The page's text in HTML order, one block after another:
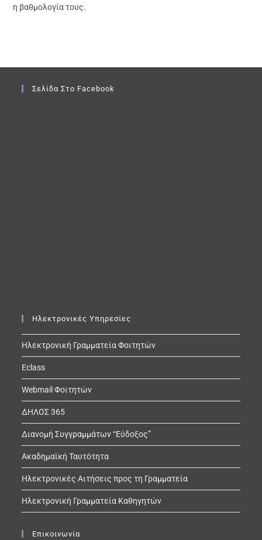
η βαθμολογία τους.
Σελίδα Στο Facebook
Ηλεκτρονικές Υπηρεσίες
Ηλεκτρονική Γραμματεία Φοιτητών
Eclass
Webmail Φοιτητών
ΔΗΛΟΣ 365
Διανομή Συγγραμμάτων “Εύδοξος”
Ακαδημαϊκή Ταυτότητα
Ηλεκτρονικές Αιτήσεις προς τη Γραμματεία
Ηλεκτρονική Γραμματεία Καθηγητών
Επικοινωνία